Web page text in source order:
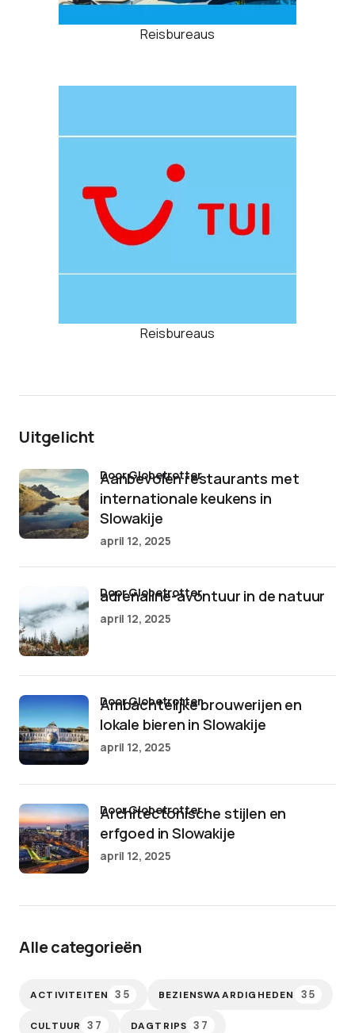
Reisbureaus
Reisbureaus
Uitgelicht
Aanbevolen restaurants met
internationale keukens in
Slowakije
door Globetrotter
april 12, 2025
adrenaline-avontuur in de natuur
door Globetrotter
april 12, 2025
Ambachtelijke brouwerijen en
lokale bieren in Slowakije
door Globetrotter
april 12, 2025
Architectonische stijlen en
erfgoed in Slowakije
door Globetrotter
april 12, 2025
Alle categorieën
ACTIVITEITEN 35 BEZIENSWAARDIGHEDEN 35
CULTUUR 37 DAGTRIPS 37